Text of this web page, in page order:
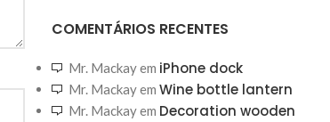
COMENTÁRIOS RECENTES
Mr. Mackayem iPhone dock
Mr. Mackayem Wine bottle lantern
Mr. Mackayem Decoration wooden